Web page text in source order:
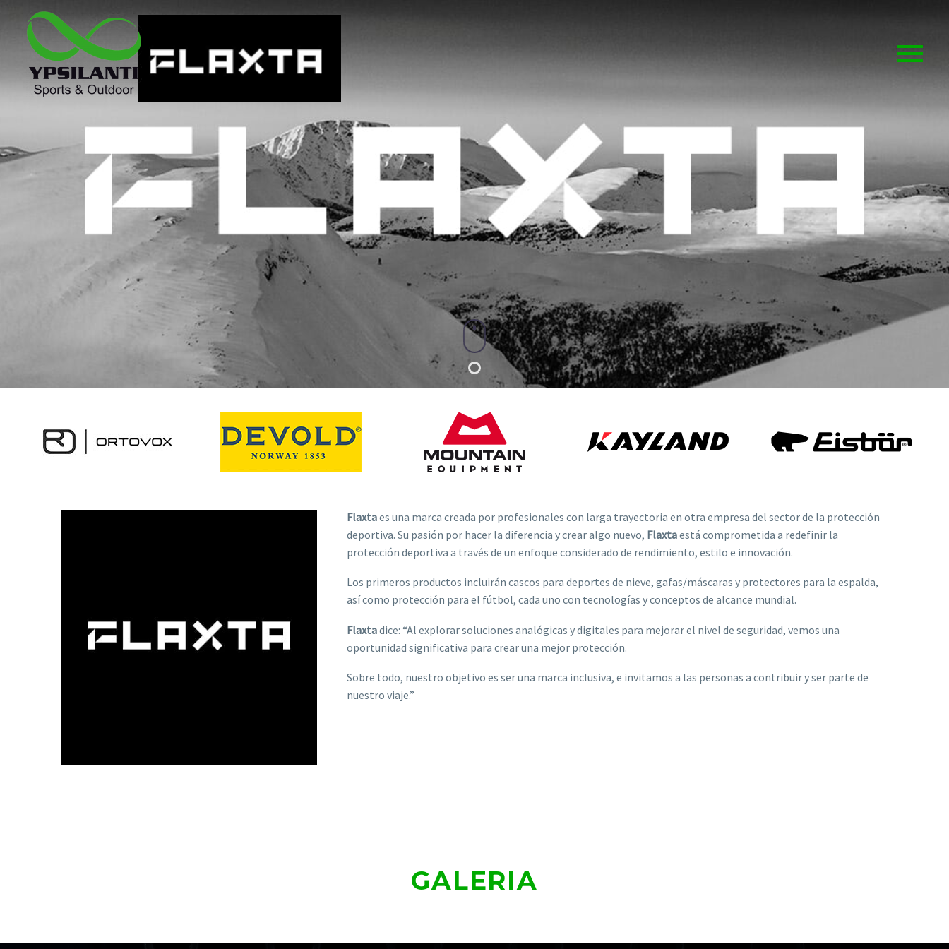
Flaxtaes una marca creada por profesionales con larga trayectoria en otra empresa del sector de la protección
deportiva. Su pasión por hacer la diferencia y crear algo nuevo, Flaxtaestá comprometida a redefinir la
protección deportiva a través de un enfoque considerado de rendimiento, estilo e innovación.
Los primeros productos incluirán cascos para deportes de nieve, gafas/máscaras y protectores para la espalda,
así como protección para el fútbol, cada uno con tecnologías y conceptos de alcance mundial.
Flaxtadice: “Al explorar soluciones analógicas y digitales para mejorar el nivel de seguridad, vemos una
oportunidad significativa para crear una mejor protección.
Sobre todo, nuestro objetivo es ser una marca inclusiva, e invitamos a las personas a contribuir y ser parte de
nuestro viaje.”
GALERIA